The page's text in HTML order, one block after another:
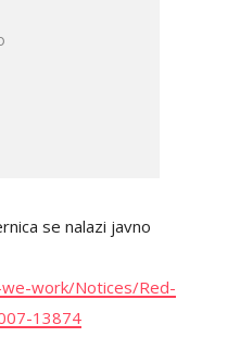
se nalazi javno
work/Notices/Red-
13874